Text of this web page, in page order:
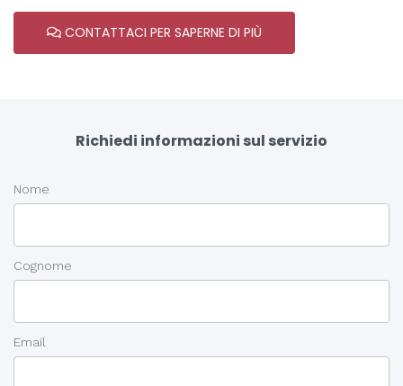
CONTATTACI PER SAPERNE DI PIÙ
Richiedi informazioni sul servizio
Nome
Cognome
Email